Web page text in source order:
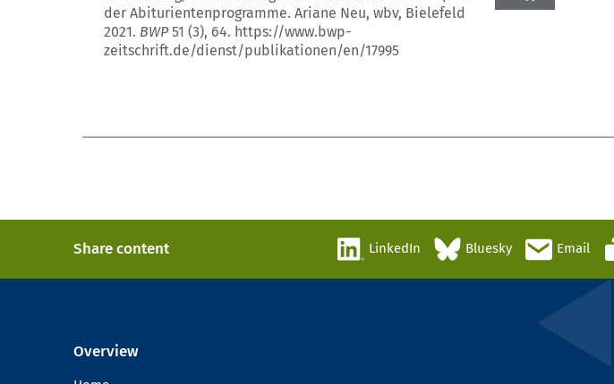
der Abiturientenprogramme. Ariane Neu, wbv, Bielefeld
2021. BWP51 (3), 64. https://www.bwp-
zeitschrift.de/dienst/publikationen/en/17995
Share content LinkedIn Bluesky Email
Overview